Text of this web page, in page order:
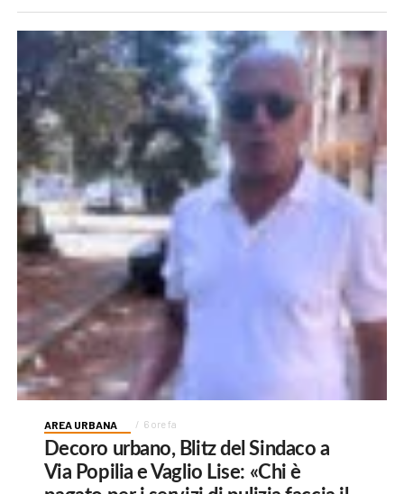
AREA URBANA 6 ore fa
Decoro urbano, Blitz del Sindaco a
Via Popilia e Vaglio Lise: «Chi è